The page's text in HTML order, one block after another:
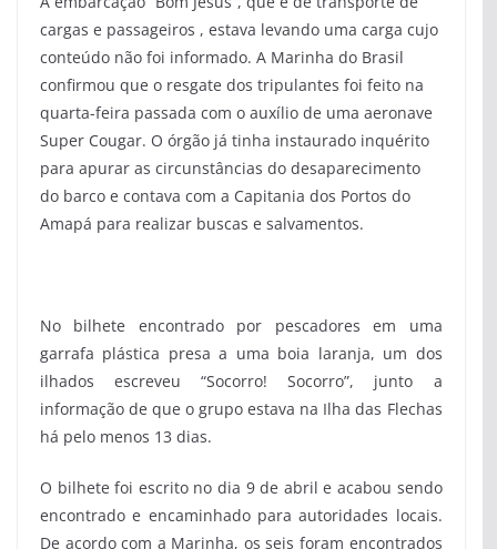
cargas e passageiros , estava levando uma carga cujo
conteúdo não foi informado. A Marinha do Brasil
confirmou que o resgate dos tripulantes foi feito na
quarta-feira passada com o auxílio de uma aeronave
Super Cougar. O órgão já tinha instaurado inquérito
para apurar as circunstâncias do desaparecimento
do barco e contava com a Capitania dos Portos do
Amapá para realizar buscas e salvamentos.
No bilhete encontrado por pescadores em uma
garrafa plástica presa a uma boia laranja, um dos
ilhados escreveu “Socorro! Socorro”, junto a
informação de que o grupo estava na Ilha das Flechas
há pelo menos 13 dias.
O bilhete foi escrito no dia 9 de abril e acabou sendo
encontrado e encaminhado para autoridades locais.
De acordo com a Marinha, os seis foram encontrados